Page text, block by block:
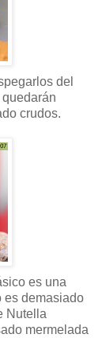
del
crudos.
es una
es demasiado
Nutella
mermelada